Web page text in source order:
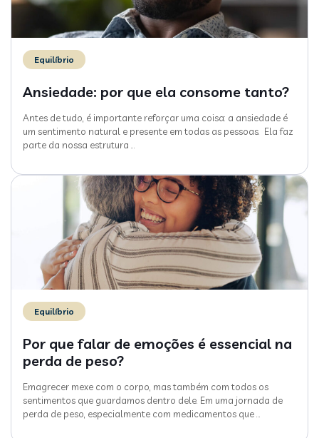
Equilíbrio
Ansiedade: por que ela consome tanto?
Antes de tudo, é importante reforçar uma coisa: a ansiedade é
um sentimento natural e presente em todas as pessoas. Ela faz
parte da nossa estrutura
Equilíbrio
Por que falar de emoções é essencial na
perda de peso?
Emagrecer mexe com o corpo, mas também com todos os
sentimentos que guardamos dentro dele. Em uma jornada de
perda de peso, especialmente com medicamentos que